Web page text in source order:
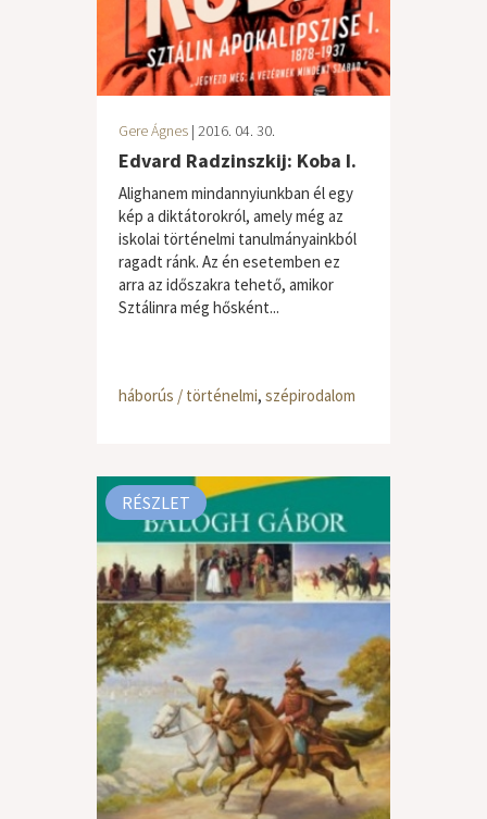
Gere Ágnes | 2016. 04. 30.
Edvard Radzinszkij: Koba I.
Alighanem mindannyiunkban él egy
kép a diktátorokról, amely még az
iskolai történelmi tanulmányainkból
ragadt ránk. Az én esetemben ez
arra az időszakra tehető, amikor
Sztálinra még hősként...
háborús / történelmi, szépirodalom
RÉSZLET